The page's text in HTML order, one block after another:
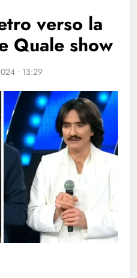
verso la
Quale show
• 13:29